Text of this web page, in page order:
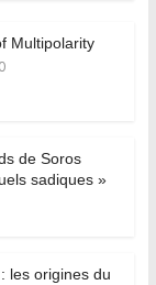
Multipolarity
0
de Soros
sadiques »
les origines du